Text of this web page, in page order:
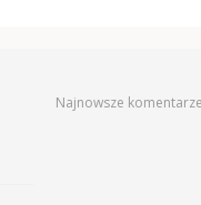
Najnowsze komentarze